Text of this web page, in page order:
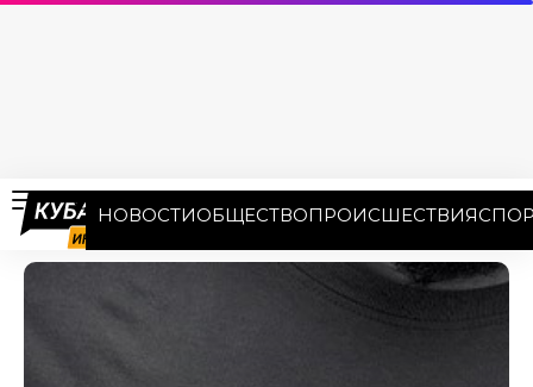
НОВОСТИОБЩЕСТВОПРОИСШЕСТВИЯ